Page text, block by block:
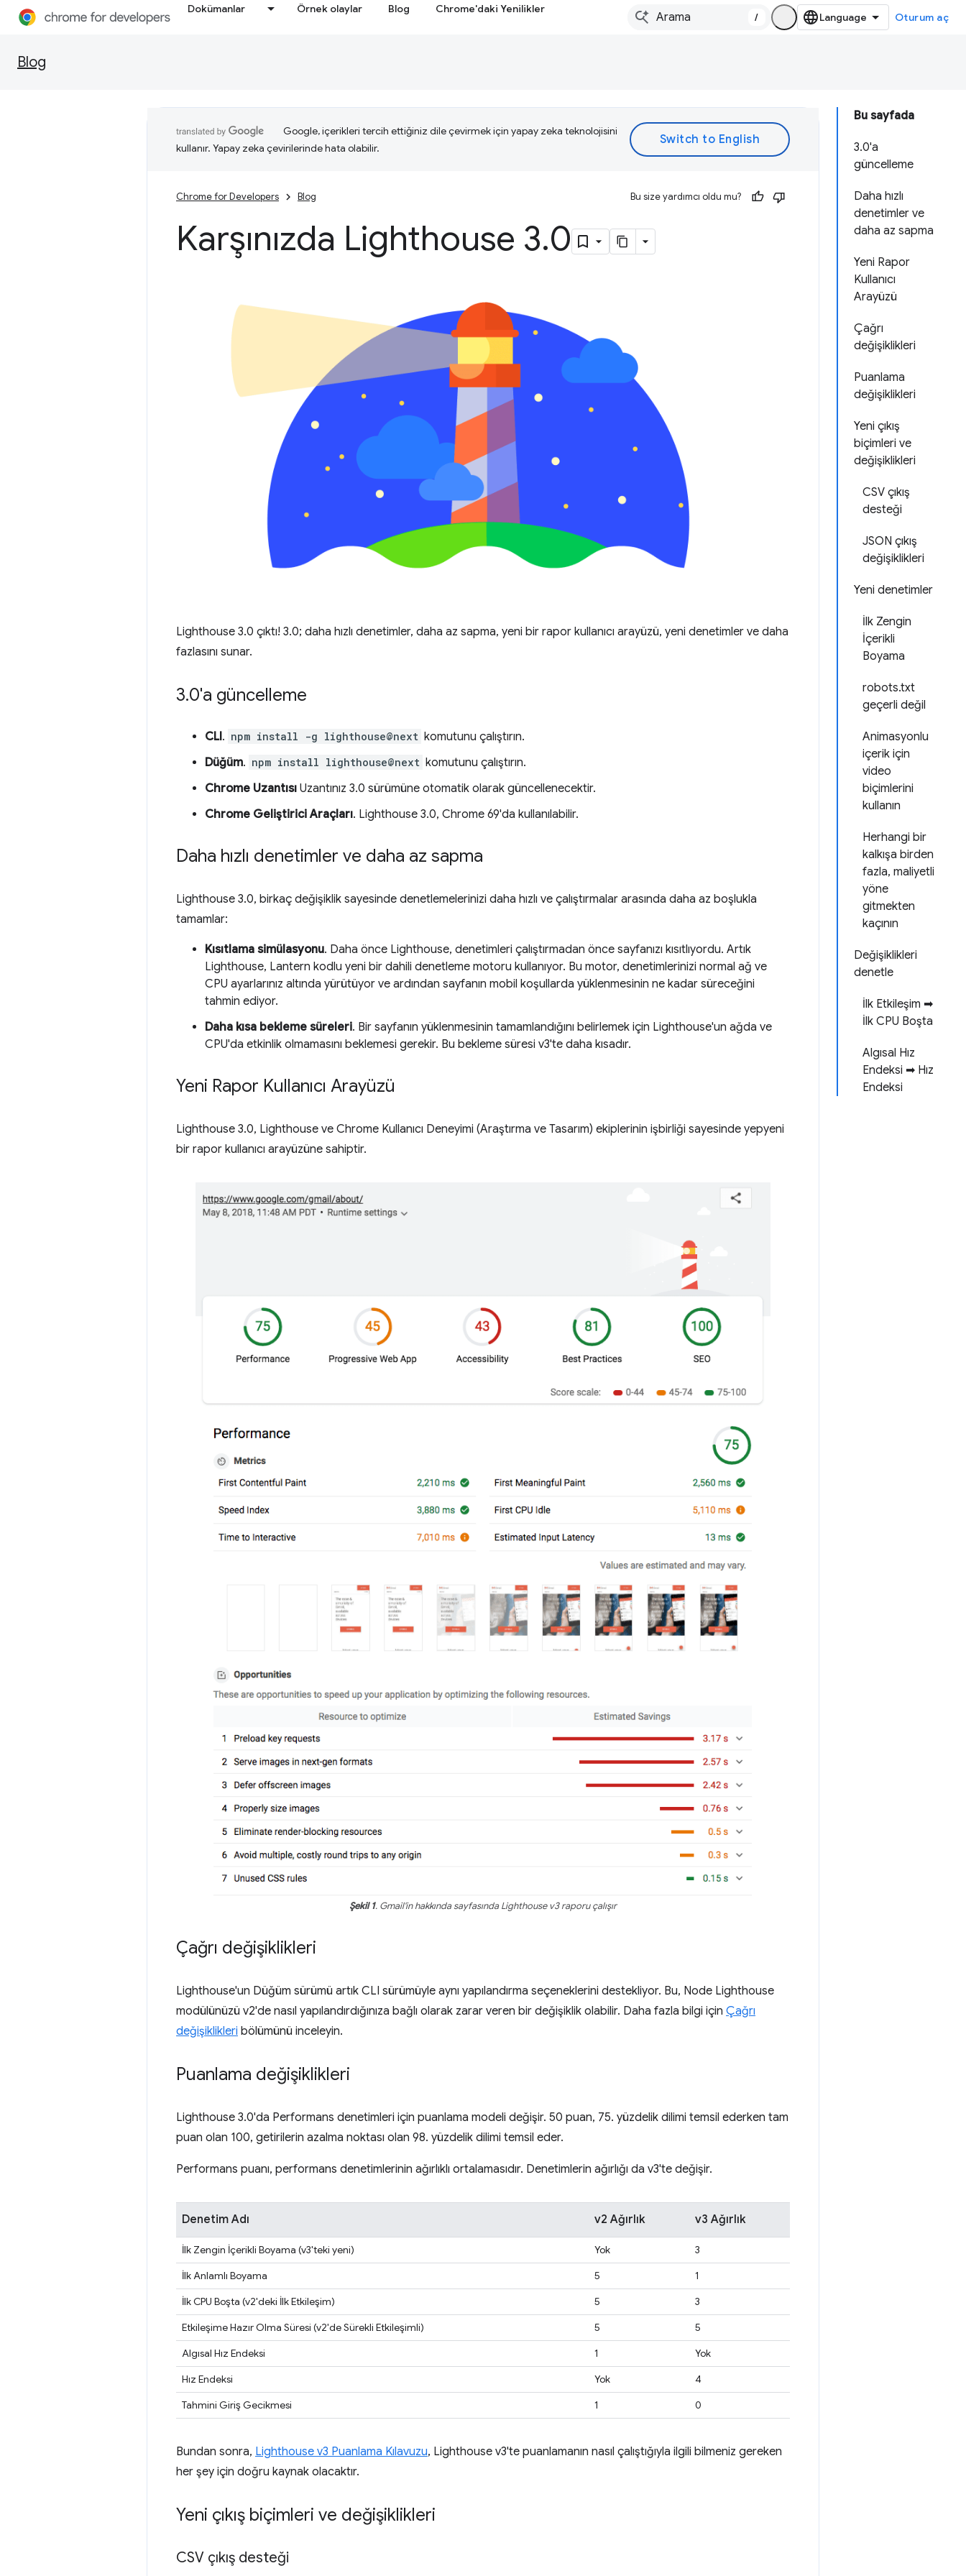
Dokümanlar Örnek olaylar Blog Chrome'daki Yenilikler
/ Oturum aç
Blog
Bu sayfada
3.0'a
güncelleme
Daha hızlı
denetimler ve
daha az sapma
Yeni Rapor
Kullanıcı
Arayüzü
Çağrı
değişiklikleri
Puanlama
değişiklikleri
Yeni çıkış
biçimleri ve
değişiklikleri
CSV çıkış
desteği
JSON çıkış
değişiklikleri
Yeni denetimler
İlk Zengin
İçerikli
Boyama
robots.txt
geçerli değil
Animasyonlu
içerik için
video
biçimlerini
kullanın
Herhangi bir
kalkışa birden
fazla, maliyetli
yöne
gitmekten
kaçının
Değişiklikleri
denetle
İlk Etkileşim ➡
İlk CPU Boşta
Algısal Hız
Endeksi ➡ Hız
Endeksi
Google, içerikleri tercih ettiğiniz dile çevirmek için yapay zeka teknolojisini
kullanır. Yapay zeka çevirilerinde hata olabilir.
Chrome for Developers Blog Bu size yardımcı oldu mu?
Karşınızda Lighthouse 3.0
Lighthouse 3.0 çıktı! 3.0; daha hızlı denetimler, daha az sapma, yeni bir rapor kullanıcı arayüzü, yeni denetimler ve daha
fazlasını sunar.
3.0'a güncelleme
CLI. npm install -g lighthouse@next komutunu çalıştırın.
Düğüm. npm install lighthouse@next komutunu çalıştırın.
Chrome Uzantısı Uzantınız 3.0 sürümüne otomatik olarak güncellenecektir.
Chrome Geliştirici Araçları. Lighthouse 3.0, Chrome 69'da kullanılabilir.
Daha hızlı denetimler ve daha az sapma
Lighthouse 3.0, birkaç değişiklik sayesinde denetlemelerinizi daha hızlı ve çalıştırmalar arasında daha az boşlukla
tamamlar:
Kısıtlama simülasyonu. Daha önce Lighthouse, denetimleri çalıştırmadan önce sayfanızı kısıtlıyordu. Artık
Lighthouse, Lantern kodlu yeni bir dahili denetleme motoru kullanıyor. Bu motor, denetimlerinizi normal ağ ve
CPU ayarlarınız altında yürütüyor ve ardından sayfanın mobil koşullarda yüklenmesinin ne kadar süreceğini
tahmin ediyor.
Daha kısa bekleme süreleri. Bir sayfanın yüklenmesinin tamamlandığını belirlemek için Lighthouse'un ağda ve
CPU'da etkinlik olmamasını beklemesi gerekir. Bu bekleme süresi v3'te daha kısadır.
Yeni Rapor Kullanıcı Arayüzü
Lighthouse 3.0, Lighthouse ve Chrome Kullanıcı Deneyimi (Araştırma ve Tasarım) ekiplerinin işbirliği sayesinde yepyeni
bir rapor kullanıcı arayüzüne sahiptir.
Şekil 1. Gmail'in hakkında sayfasında Lighthouse v3 raporu çalışır
Çağrı değişiklikleri
Lighthouse'un Düğüm sürümü artık CLI sürümüyle aynı yapılandırma seçeneklerini destekliyor. Bu, Node Lighthouse
modülünüzü v2'de nasıl yapılandırdığınıza bağlı olarak zarar veren bir değişiklik olabilir. Daha fazla bilgi için Çağrı
değişiklikleri bölümünü inceleyin.
Puanlama değişiklikleri
Lighthouse 3.0'da Performans denetimleri için puanlama modeli değişir. 50 puan, 75. yüzdelik dilimi temsil ederken tam
puan olan 100, getirilerin azalma noktası olan 98. yüzdelik dilimi temsil eder.
Performans puanı, performans denetimlerinin ağırlıklı ortalamasıdır. Denetimlerin ağırlığı da v3'te değişir.
Denetim Adı v2 Ağırlık v3 Ağırlık
İlk Zengin İçerikli Boyama (v3'teki yeni) Yok
3
İlk Anlamlı Boyama
5
1
İlk CPU Boşta (v2'deki İlk Etkileşim)
5
3
Etkileşime Hazır Olma Süresi (v2'de Sürekli Etkileşimli)
5
5
Algısal Hız Endeksi
1
Yok
Hız Endeksi
Yok
4
Tahmini Giriş Gecikmesi
1 0
Bundan sonra, Lighthouse v3 Puanlama Kılavuzu, Lighthouse v3'te puanlamanın nasıl çalıştığıyla ilgili bilmeniz gereken
her şey için doğru kaynak olacaktır.
Yeni çıkış biçimleri ve değişiklikleri
CSV çıkış desteği